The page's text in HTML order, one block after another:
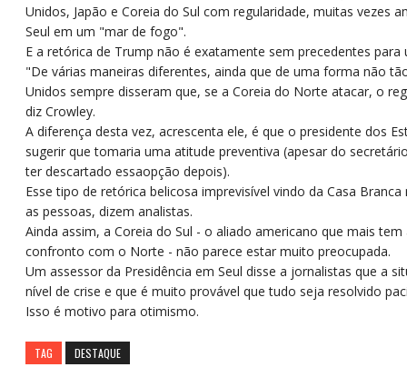
Unidos, Japão e Coreia do Sul com regularidade, muitas vezes
Seul em um "mar de fogo".
E a retórica de Trump não é exatamente sem precedentes
"De várias maneiras diferentes, ainda que de uma forma não
Unidos sempre disseram que, se a Coreia do Norte atacar, o
diz Crowley.
A diferença desta vez, acrescenta ele, é que o presidente dos
sugerir que tomaria uma atitude preventiva (apesar do
ter descartado essaopção depois).
Esse tipo de retórica belicosa imprevisível vindo da Casa
as pessoas, dizem analistas.
Ainda assim, a Coreia do Sul - o aliado americano que mais
confronto com o Norte - não parece estar muito preocupada.
Um assessor da Presidência em Seul disse a jornalistas que a
nível de crise e que é muito provável que tudo seja resolvido
Isso é motivo para otimismo.
TAG DESTAQUE